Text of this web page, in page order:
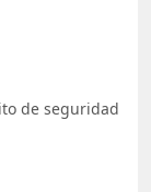
de seguridad